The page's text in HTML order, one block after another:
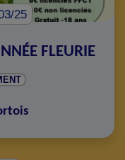
25
FLEURIE